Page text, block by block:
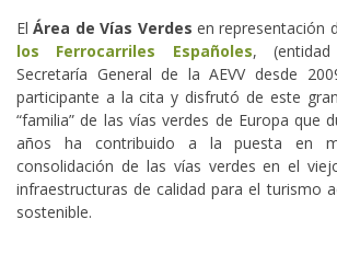
ElÁrea de Vías Verdes en representación
los Ferrocarriles Españoles,
Secretaría General de la AEVV desde
participante a la cita y disfrutó de este
“familia” de las vías verdes de Europa que
años ha contribuido a la puesta en
consolidación de las vías verdes en el
infraestructuras de calidad para el turismo
sostenible.